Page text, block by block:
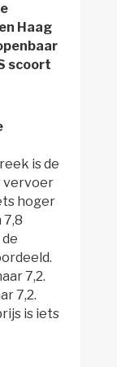
Haag
scoort
is de
vervoer
hoger
7,8
7,2.
7,2.
is iets